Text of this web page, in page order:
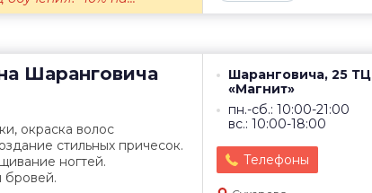
Шаранговича
Шаранговича, 25 ТЦ
«Магнит»
пн.-сб.: 10:00-21:00
вс.: 10:00-18:00
Телефоны
окраска волос
стильных причесок.
ногтей.
бровей.